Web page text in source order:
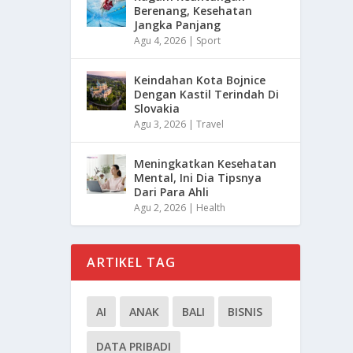
Berenang, Kesehatan
Jangka Panjang
Agu 4, 2026 | Sport
Keindahan Kota Bojnice
Dengan Kastil Terindah Di
Slovakia
Agu 3, 2026 |Travel
Meningkatkan Kesehatan
Mental, Ini Dia Tipsnya
Dari Para Ahli
Agu 2, 2026 | Health
ARTIKEL TAG
AI ANAK BALI BISNIS
DATA PRIBADI